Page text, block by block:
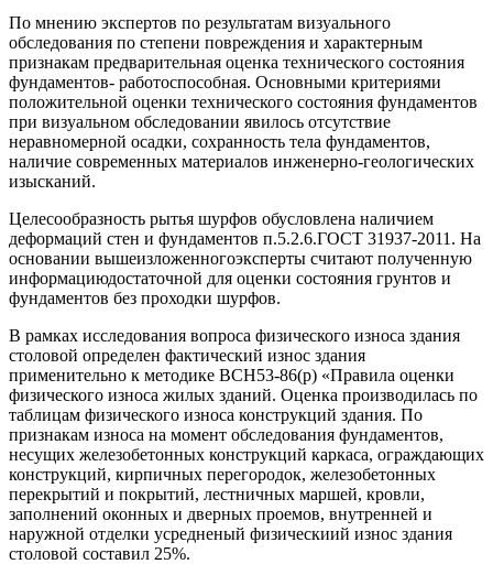
По мнению экспертов по результатам визуального
обследования по степени повреждения и характерным
признакам предварительная оценка технического состояния
фундаментов- работоспособная. Основными критериями
положительной оценки технического состояния фундаментов
при визуальном обследовании явилось отсутствие
неравномерной осадки, сохранность тела фундаментов,
наличие современных материалов инженерно-геологических
изысканий.
Целесообразность рытья шурфов обусловлена наличием
деформаций стен и фундаментов п.5.2.6.ГОСТ 31937-2011. На
основании вышеизложенногоэксперты считают полученную
информациюдостаточной для оценки состояния грунтов и
фундаментов без проходки шурфов.
В рамках исследования вопроса физического износа здания
столовой определен фактический износ здания
применительно к методике ВСН53-86(р) «Правила оценки
физического износа жилых зданий. Оценка производилась по
таблицам физического износа конструкций здания. По
признакам износа на момент обследования фундаментов,
несущих железобетонных конструкций каркаса, ограждающих
конструкций, кирпичных перегородок, железобетонных
перекрытий и покрытий, лестничных маршей, кровли,
заполнений оконных и дверных проемов, внутренней и
наружной отделки усредненый физическиий износ здания
столовой составил 25%.